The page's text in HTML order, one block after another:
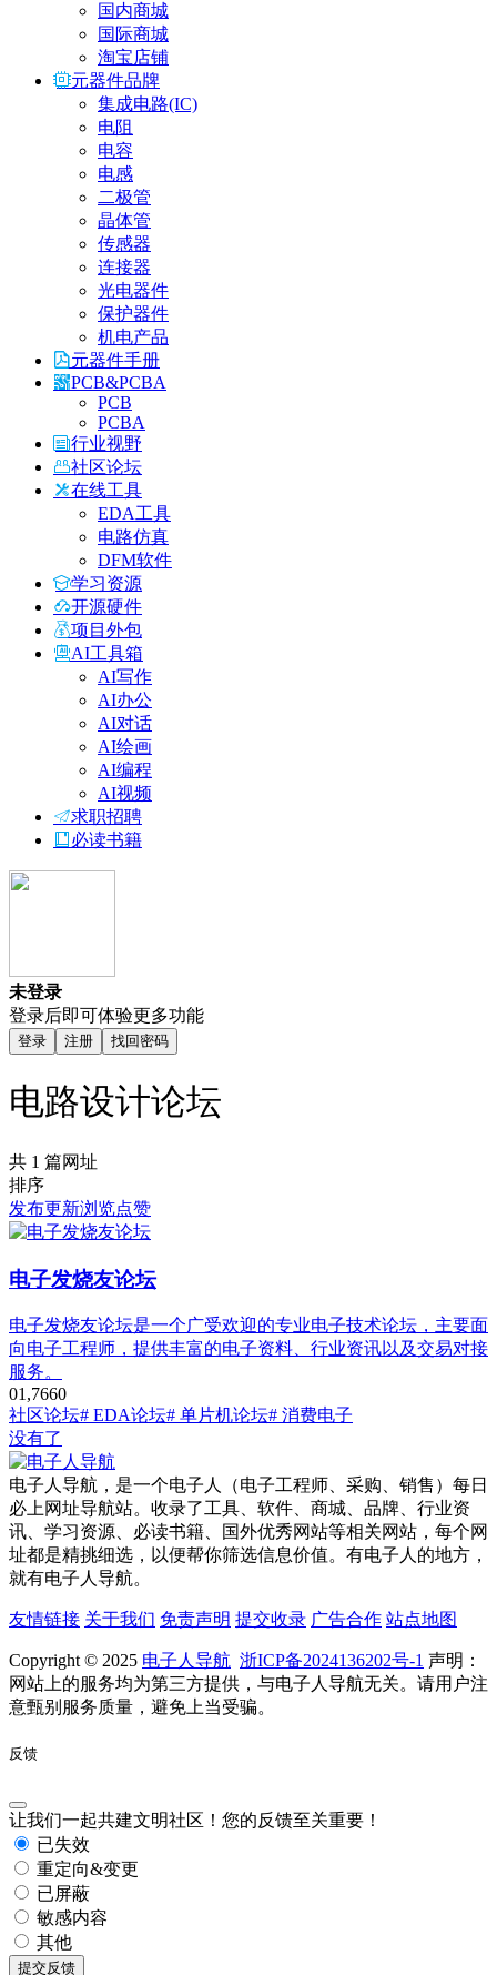
国内商城
国际商城
淘宝店铺
元器件品牌
集成电路(IC)
电阻
电容
电感
二极管
晶体管
传感器
连接器
光电器件
保护器件
机电产品
元器件手册
PCB&PCBA
PCB
PCBA
行业视野
社区论坛
在线工具
EDA工具
电路仿真
DFM软件
学习资源
开源硬件
项目外包
AI工具箱
AI写作
AI办公
AI对话
AI绘画
AI编程
AI视频
求职招聘
必读书籍
未登录
登录后即可体验更多功能
登录 注册 找回密码
电路设计论坛
共 1 篇网址
排序
发布更新浏览点赞
电子发烧友论坛
‌电子发烧友论坛‌是一个广受欢迎的专业电子技术论坛，主要面
向电子工程师，提供丰富的电子资料、行业资讯以及交易对接
服务。
01,7660
社区论坛# EDA论坛# 单片机论坛# 消费电子
没有了
电子人导航，是一个电子人（电子工程师、采购、销售）每日
必上网址导航站。收录了工具、软件、商城、品牌、行业资
讯、学习资源、必读书籍、国外优秀网站等相关网站，每个网
址都是精挑细选，以便帮你筛选信息价值。有电子人的地方，
就有电子人导航。
友情链接 关于我们 免责声明 提交收录 广告合作 站点地图
Copyright © 2025 电子人导航 浙ICP备2024136202号-1 声明：
网站上的服务均为第三方提供，与电子人导航无关。请用户注
意甄别服务质量，避免上当受骗。
反馈
让我们一起共建文明社区！您的反馈至关重要！
已失效
重定向&变更
已屏蔽
敏感内容
其他
提交反馈